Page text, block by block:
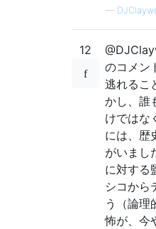
—
12
のコメン
逃れるこ
かし、誰
けではな
には、歴
がいまし
に対する
シコから
う（論理
怖が、今